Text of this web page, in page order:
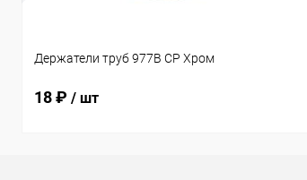
Держатели труб 977B CP Хром
18 ₽ / шт